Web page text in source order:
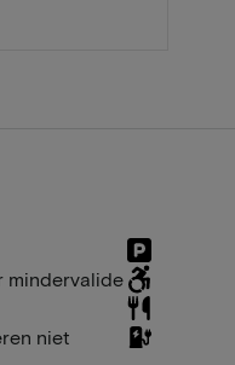
mindervalide
niet